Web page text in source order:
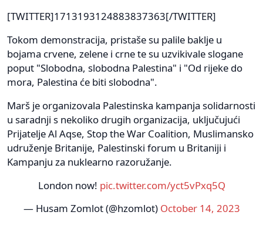
[TWITTER]1713193124883837363[/TWITTER]
Tokom demonstracija, pristaše su palile baklje u
bojama crvene, zelene i crne te su uzvikivale slogane
poput "Slobodna, slobodna Palestina" i "Od rijeke do
mora, Palestina će biti slobodna".
Marš je organizovala Palestinska kampanja solidarnosti
u saradnji s nekoliko drugih organizacija, uključujući
Prijatelje Al Aqse, Stop the War Coalition, Muslimansko
udruženje Britanije, Palestinski forum u Britaniji i
Kampanju za nuklearno razoružanje.
London now! pic.twitter.com/yct5vPxq5Q
— Husam Zomlot (@hzomlot) October 14, 2023